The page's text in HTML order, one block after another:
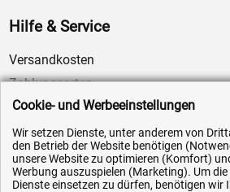
Hilfe & Service
Versandkosten
Zahlungsarten
Service
AGB / Widerrufsrecht
Datenschutz
Impressum
Cookie- und Werbeeinstellungen
Wir setzen Dienste, unter anderem von
den Betrieb der Website benötigen
unsere Website zu optimieren (Komfort)
Werbung auszuspielen (Marketing). Um
Dienste einsetzen zu dürfen, benötigen wir